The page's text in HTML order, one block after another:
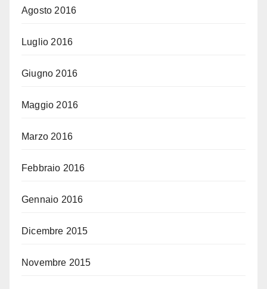
Agosto 2016
Luglio 2016
Giugno 2016
Maggio 2016
Marzo 2016
Febbraio 2016
Gennaio 2016
Dicembre 2015
Novembre 2015